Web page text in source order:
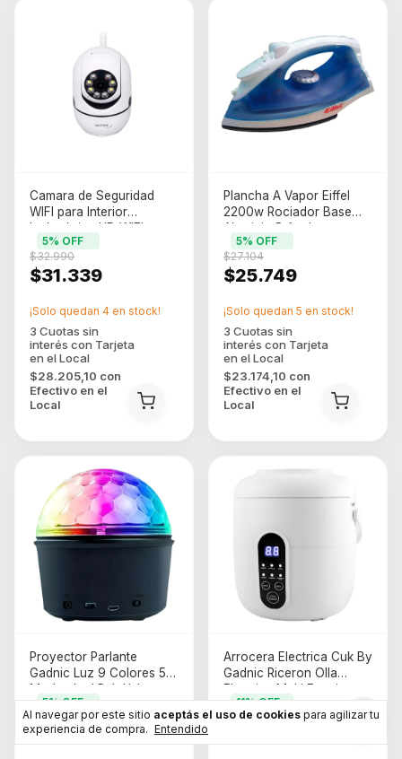
Al navegar por este sitio aceptás el uso de cookies para agilizar tu
experiencia de compra. Entendido
Camara de Seguridad
WIFI para Interior
Inalambrica HD WIFI
Panoramica Blanco (nm-
ipcam2)
$31.339
$32.990
5% OFF
$28.205,10 con
Efectivo en el
Local
¡Solo quedan 4 en stock!
Plancha A Vapor Eiffel
2200w Rociador Base
Aluminio P Azul
$25.749
$27.104
5% OFF
$23.174,10 con
Efectivo en el
Local
¡Solo quedan 5 en stock!
Proyector Parlante
Gadnic Luz 9 Colores 5
Modos Led Rgb Usb
Color De La Estructura
Negro
$14.249
$14.999
5% OFF
Arrocera Electrica Cuk By
Gadnic Riceron Olla
Electrica Multi Funcion
1.5l Blanco
$118.990
11% OFF